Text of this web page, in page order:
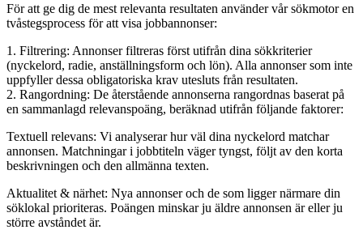
För att ge dig de mest relevanta resultaten använder vår sökmotor en
tvåstegsprocess för att visa jobbannonser:
1. Filtrering: Annonser filtreras först utifrån dina sökkriterier
(nyckelord, radie, anställningsform och lön). Alla annonser som inte
uppfyller dessa obligatoriska krav utesluts från resultaten.
2. Rangordning: De återstående annonserna rangordnas baserat på
en sammanlagd relevanspoäng, beräknad utifrån följande faktorer:
Textuell relevans: Vi analyserar hur väl dina nyckelord matchar
annonsen. Matchningar i jobbtiteln väger tyngst, följt av den korta
beskrivningen och den allmänna texten.
Aktualitet & närhet: Nya annonser och de som ligger närmare din
söklokal prioriteras. Poängen minskar ju äldre annonsen är eller ju
större avståndet är.